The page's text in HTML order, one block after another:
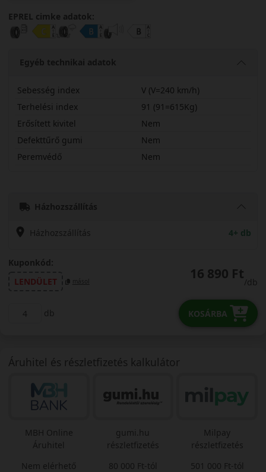
EPREL cimke adatok:
Egyéb technikai adatok
Sebesség index
V (V=240 km/h)
Terhelési index
91 (91=615Kg)
Erősített kivitel
Nem
Defekttűrő gumi
Nem
Peremvédő
Nem
Házhozszállítás
Házhozszállítás 4+ db
Kuponkód:
LENDÜLET
másol 16 890 Ft
/db
db KOSÁRBA
Áruhitel és részletfizetés kalkulátor
MBH Online
Áruhitel
Nem elérhető
gumi.hu
részletfizetés
80 000 Ft-tól
Milpay
részletfizetés
501 000 Ft-tól